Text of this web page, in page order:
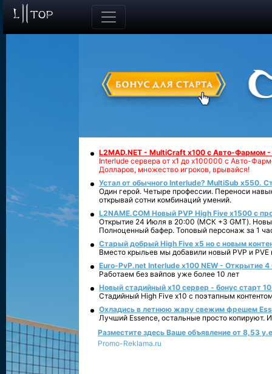
L2MAD.NET - MultiCraft x100 с Авто-Фармом
Interlude сервера от х1 до х100000 с Авто-
Долларов, множество игроков, врывайся!
Устал от обычного Interlude? MultiSub x550.
Один герой. Четыре профессии. Переноси
открывай сотни комбинаций умений.
L2NAME.COM Новый PVP High Five x1500 с
Открытие 24 Июля в 20:00 (МСК +3 GMT).
Полноценный бафер. Топовый персонаж за 1
Старый добрый High Five x5 но с новым
Вместо крыльев мы добавили новый PVP и PVE
Euro-PvP.net Interlude х100 NEW - Открытие 4
Работаем без вайпов уже более 10 лет
Новый стадийный х10 сервер - бонус старт
Стадийный High Five x10 с поэтапным
Охладись в летнюю жару свежим фрешем
Лучший Essence, остальные просто копируют.
Разместите здесь Ваше объявление от 8,53
Promo-Reklama.ru